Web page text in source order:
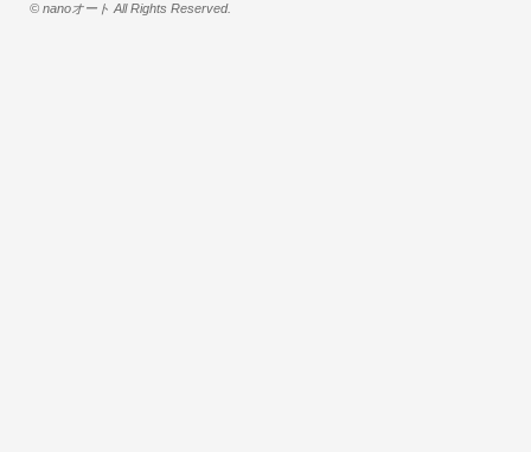
© nanoオート All Rights Reserved.